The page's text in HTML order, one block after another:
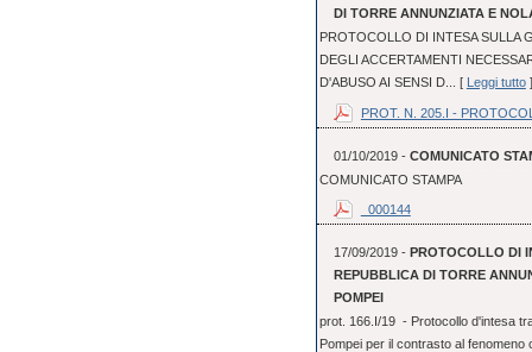
DI TORRE ANNUNZIATA E
PROTOCOLLO DI INTESA SULLA
DEGLI ACCERTAMENTI
D'ABUSO AI SENSI D... [ Leggi tutto]
PROT. N. 205.I -
01/10/2019 - COMUNICATO
COMUNICATO STAMPA
_000144
17/09/2019 - PROTOCOLLO DI
REPUBBLICA DI TORRE
POMPEI
prot. 166.I/19 - Protocollo d'intesa
Pompei per il contrasto al